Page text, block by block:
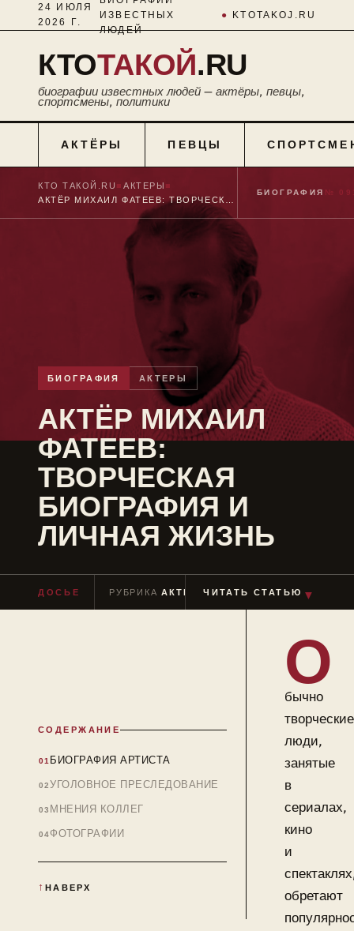
24 ИЮЛЯ
2026 Г.
ИЗВЕСТНЫХ
ЛЮДЕЙ
● KTOTAKOJ.RU
КТОТАКОЙ.RU
биографии известных людей — актёры, певцы,
спортсмены, политики
АКТЁРЫ ПЕВЦЫ
КТО ТАКОЙ.RU ■АКТЕРЫ ■
БИОГРАФИЯ №
БИОГРАФИЯ АКТЕРЫ
АКТЁР МИХАИЛ
ФАТЕЕВ:
ТВОРЧЕСКАЯ
БИОГРАФИЯ И
ЛИЧНАЯ ЖИЗНЬ
ДОСЬЕ РУБРИКААКТЕРЫ ЧТЕНИЕ ≈ 10 МИН
ЧИТАТЬ СТАТЬЮ ▼
СОДЕРЖАНИЕ
БИОГРАФИЯ АРТИСТА
УГОЛОВНОЕ ПРЕСЛЕДОВАНИЕ
МНЕНИЯ КОЛЛЕГ
ФОТОГРАФИИ
НАВЕРХ
О
бычно
творческие
люди,
занятые
в
сериалах,
кино
и
обретают